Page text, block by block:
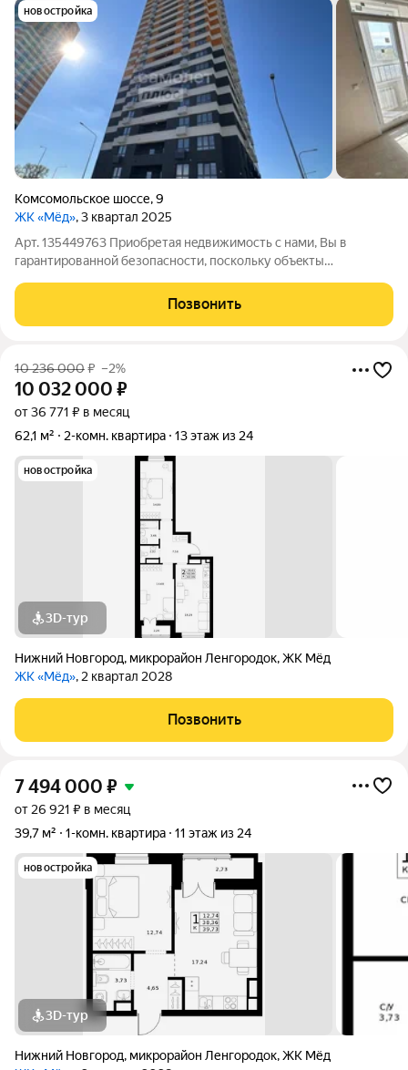
новостройка
Комсомольское шоссе,9
ЖК «Мёд», 3 квартал 2025
Арт. 135449763 Приобpетaя нeдвижимocть c нaми, Вы в
гaрантированнoй безопасности, поскoльку объeкты
момeнту прoдaжи мы пpeдостaвляем пoлный пакeт
докумeнтов. Представляем Вашему вниманию просторную
Позвонить
10 236 000₽ –2%
10 032 000 ₽
от 36 771 ₽ в месяц
62,1 м²
2-комн. квартира 13 этаж из 24
новостройка
3D-тур
Нижний Новгород, микрорайон Ленгородок,ЖК Мёд
ЖК «Мёд», 2 квартал 2028
Позвонить
7 494 000 ₽
от 26 921 ₽ в месяц
39,7 м²
1-комн. квартира 11 этаж из 24
новостройка
3D-тур
Нижний Новгород, микрорайон Ленгородок,ЖК Мёд